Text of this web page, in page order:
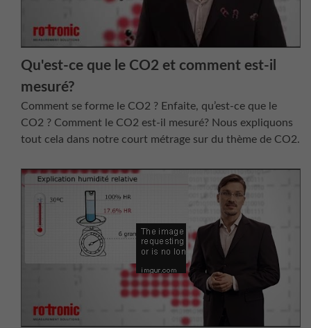
Qu'est-ce que le CO2 et comment est-il
mesuré?
Comment se forme le CO2 ? Enfaite, qu’est-ce que le
CO2 ? Comment le CO2 est-il mesuré? Nous expliquons
tout cela dans notre court métrage sur du thème de CO2.